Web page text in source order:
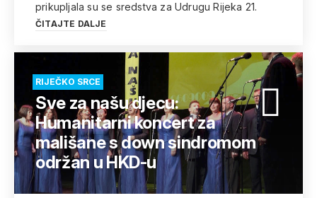
prikupljala su se sredstva za Udrugu Rijeka 21.
ČITAJTE DALJE
RIJEČKO SRCE
Sve za našu djecu:
Humanitarni koncert za
mališane s down sindromom
održan u HKD-u